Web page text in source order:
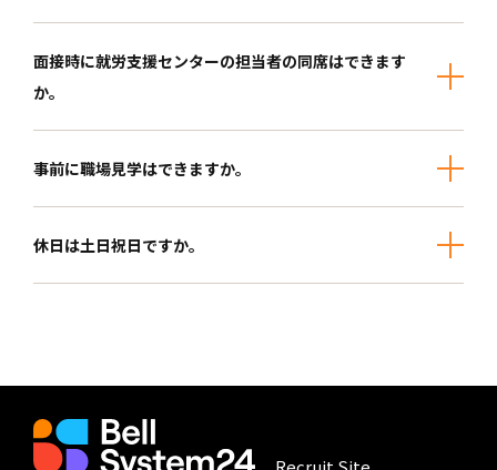
面接時に就労支援センターの担当者の同席はできます
か。
事前に職場見学はできますか。
休日は土日祝日ですか。